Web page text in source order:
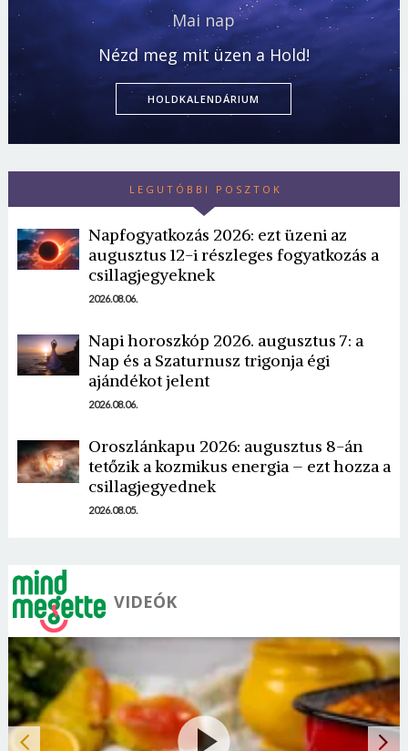
Mai nap
Nézd meg mit üzen a Hold!
HOLDKALENDÁRIUM
LEGUTÓBBI POSZTOK
Napfogyatkozás 2026: ezt üzeni az
augusztus 12-i részleges fogyatkozás a
csillagjegyeknek
2026.08.06.
Napi horoszkóp 2026. augusztus 7: a
Nap és a Szaturnusz trigonja égi
ajándékot jelent
2026.08.06.
Oroszlánkapu 2026: augusztus 8-án
tetőzik a kozmikus energia – ezt hozza a
csillagjegyednek
2026.08.05.
VIDEÓK
Borsonline bejelentkezés
E-mail cím vagy felhasználónév
Jelszó